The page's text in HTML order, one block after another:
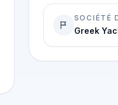
SOCIÉTÉ
Greek